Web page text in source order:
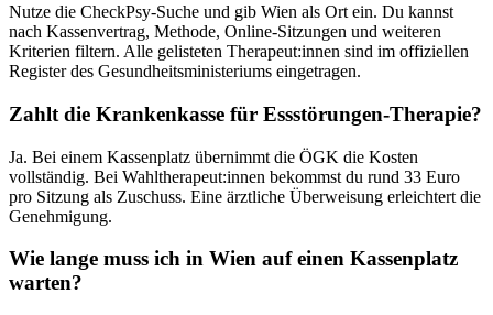
Nutze die CheckPsy-Suche und gib Wien als Ort ein. Du kannst
nach Kassenvertrag, Methode, Online-Sitzungen und weiteren
Kriterien filtern. Alle gelisteten Therapeut:innen sind im offiziellen
Register des Gesundheitsministeriums eingetragen.
Zahlt die Krankenkasse für Essstörungen-Therapie?
Ja. Bei einem Kassenplatz übernimmt die ÖGK die Kosten
vollständig. Bei Wahltherapeut:innen bekommst du rund 33 Euro
pro Sitzung als Zuschuss. Eine ärztliche Überweisung erleichtert die
Genehmigung.
Wie lange muss ich in Wien auf einen Kassenplatz
warten?